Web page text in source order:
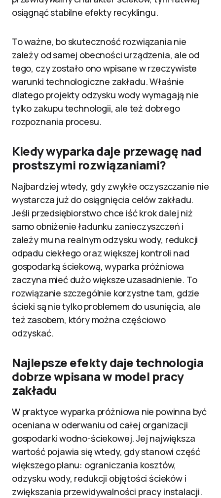
osiągnąć stabilne efekty recyklingu.
To ważne, bo skuteczność rozwiązania nie
zależy od samej obecności urządzenia, ale od
tego, czy zostało ono wpisane w rzeczywiste
warunki technologiczne zakładu. Właśnie
dlatego projekty odzysku wody wymagają nie
tylko zakupu technologii, ale też dobrego
rozpoznania procesu.
Kiedy wyparka daje przewagę nad
prostszymi rozwiązaniami?
Najbardziej wtedy, gdy zwykłe oczyszczanie nie
wystarcza już do osiągnięcia celów zakładu.
Jeśli przedsiębiorstwo chce iść krok dalej niż
samo obniżenie ładunku zanieczyszczeń i
zależy mu na realnym odzysku wody, redukcji
odpadu ciekłego oraz większej kontroli nad
gospodarką ściekową, wyparka próżniowa
zaczyna mieć dużo większe uzasadnienie. To
rozwiązanie szczególnie korzystne tam, gdzie
ścieki są nie tylko problemem do usunięcia, ale
też zasobem, który można częściowo
odzyskać.
Najlepsze efekty daje technologia
dobrze wpisana w model pracy
zakładu
W praktyce wyparka próżniowa nie powinna być
oceniana w oderwaniu od całej organizacji
gospodarki wodno-ściekowej. Jej największa
wartość pojawia się wtedy, gdy stanowi część
większego planu: ograniczania kosztów,
odzysku wody, redukcji objętości ścieków i
zwiększania przewidywalności pracy instalacji.